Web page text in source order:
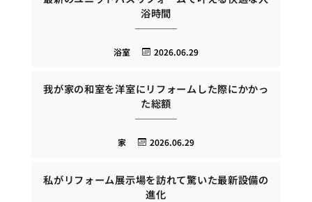
浴時間
2026.06.29
浴室
我が家の和室を洋室にリフォームした際にかかっ
た総額
2026.06.29
家
私がリフォーム展示場を訪れて驚いた最新設備の
進化